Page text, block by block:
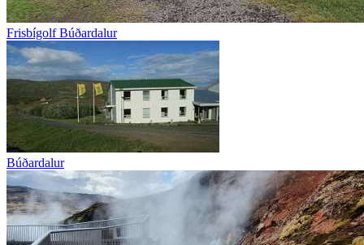
Frisbígolf Búðardalur
Búðardalur